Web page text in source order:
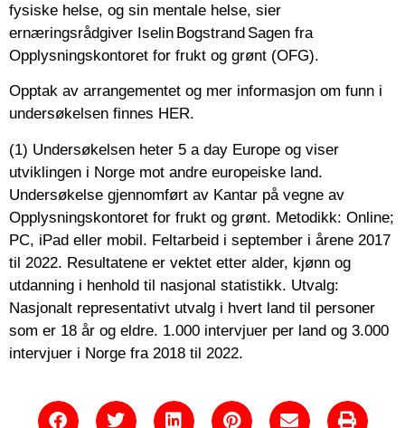
fysiske helse, og sin mentale helse, sier
ernæringsrådgiver Iselin Bogstrand Sagen fra
Opplysningskontoret for frukt og grønt (OFG).
Opptak av arrangementet og mer informasjon om funn i
undersøkelsen finnes HER.
(1) Undersøkelsen heter 5 a day Europe og viser
utviklingen i Norge mot andre europeiske land.
Undersøkelse gjennomført av Kantar på vegne av
Opplysningskontoret for frukt og grønt. Metodikk: Online;
PC, iPad eller mobil. Feltarbeid i september i årene 2017
til 2022. Resultatene er vektet etter alder, kjønn og
utdanning i henhold til nasjonal statistikk. Utvalg:
Nasjonalt representativt utvalg i hvert land til personer
som er 18 år og eldre. 1.000 intervjuer per land og 3.000
intervjuer i Norge fra 2018 til 2022.